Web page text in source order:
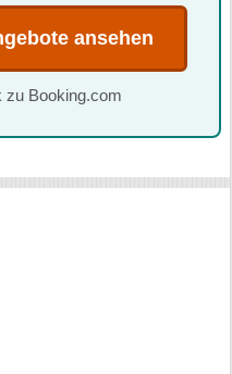
ansehen
zu Booking.com